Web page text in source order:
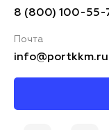
8 (800) 100-55-
Почта
info@portkkm.ru